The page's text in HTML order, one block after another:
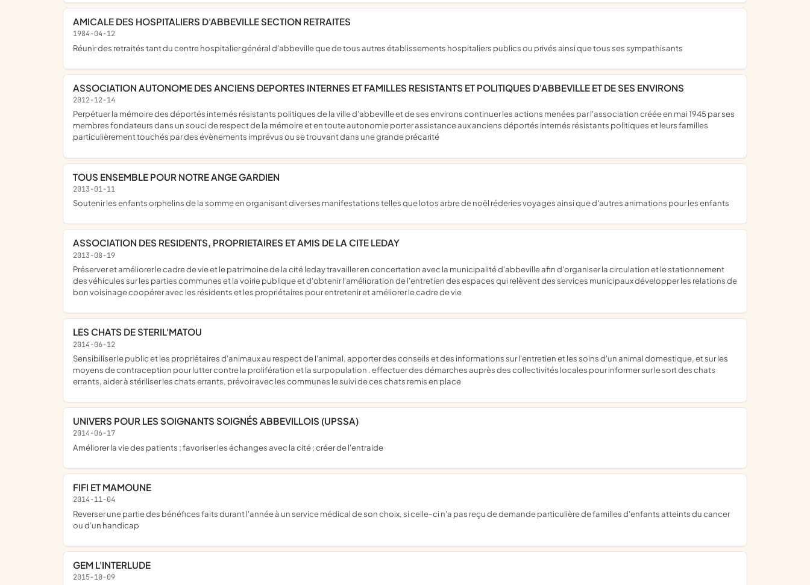
AMICALE DES HOSPITALIERS D'ABBEVILLE SECTION RETRAITES
1984-04-12
réunir des retraités tant du centre hospitalier général d'abbeville que de tous autres établissements hospitaliers publics ou privés ainsi que tous ses sympathisants
ASSOCIATION AUTONOME DES ANCIENS DEPORTES INTERNES ET FAMILLES RESISTANTS ET POLITIQUES D'ABBEVILLE ET DE SES ENVIRONS
2012-12-14
perpétuer la mémoire des déportés internés résistants politiques de la ville d'abbeville et de ses environs continuer les actions menées par l'association créée en mai 1945 par ses
membres fondateurs dans un souci de respect de la mémoire et en toute autonomie porter assistance aux anciens déportés internés résistants politiques et leurs familles
particulièrement touchés par des évènements imprévus ou se trouvant dans une grande précarité
TOUS ENSEMBLE POUR NOTRE ANGE GARDIEN
2013-01-11
soutenir les enfants orphelins de la somme en organisant diverses manifestations telles que lotos arbre de noël réderies voyages ainsi que d'autres animations pour les enfants
ASSOCIATION DES RESIDENTS, PROPRIETAIRES ET AMIS DE LA CITE LEDAY
2013-08-19
préserver et améliorer le cadre de vie et le patrimoine de la cité leday travailler en concertation avec la municipalité d'abbeville afin d'organiser la circulation et le stationnement
des véhicules sur les parties communes et la voirie publique et d'obtenir l'amélioration de l'entretien des espaces qui relèvent des services municipaux développer les relations de
bon voisinage coopérer avec les résidents et les propriétaires pour entretenir et améliorer le cadre de vie
LES CHATS DE STERIL'MATOU
2014-06-12
sensibiliser le public et les propriétaires d'animaux au respect de l'animal, apporter des conseils et des informations sur l'entretien et les soins d'un animal domestique, et sur les
moyens de contraception pour lutter contre la prolifération et la surpopulation . effectuer des démarches auprès des collectivités locales pour informer sur le sort des chats
errants, aider à stériliser les chats errants, prévoir avec les communes le suivi de ces chats remis en place
UNIVERS POUR LES SOIGNANTS SOIGNÉS ABBEVILLOIS (UPSSA)
2014-06-17
améliorer la vie des patients ; favoriser les échanges avec la cité ; créer de l'entraide
FIFI ET MAMOUNE
2014-11-04
reverser une partie des bénéfices faits durant l'année à un service médical de son choix, si celle-ci n'a pas reçu de demande particulière de familles d'enfants atteints du cancer
ou d'un handicap
GEM L'INTERLUDE
2015-10-09